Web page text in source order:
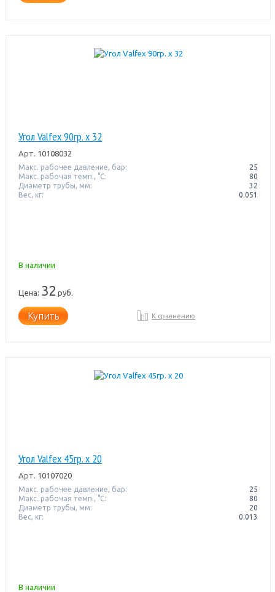
Угол Valfex 90гр. х 32
Арт. 10108032
Макс. рабочее давление, бар:
25
Макс. рабочая темп., °С:
80
Диаметр трубы, мм:
32
Вес, кг:
0.051
В наличии
Цена: 32 руб.
Купить К сравнению
Угол Valfex 45гр. х 20
Арт. 10107020
Макс. рабочее давление, бар:
25
Макс. рабочая темп., °С:
80
Диаметр трубы, мм:
20
Вес, кг:
0.013
В наличии